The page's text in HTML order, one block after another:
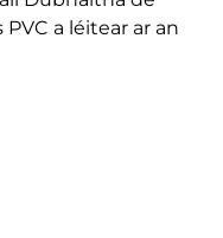
a léitear ar an